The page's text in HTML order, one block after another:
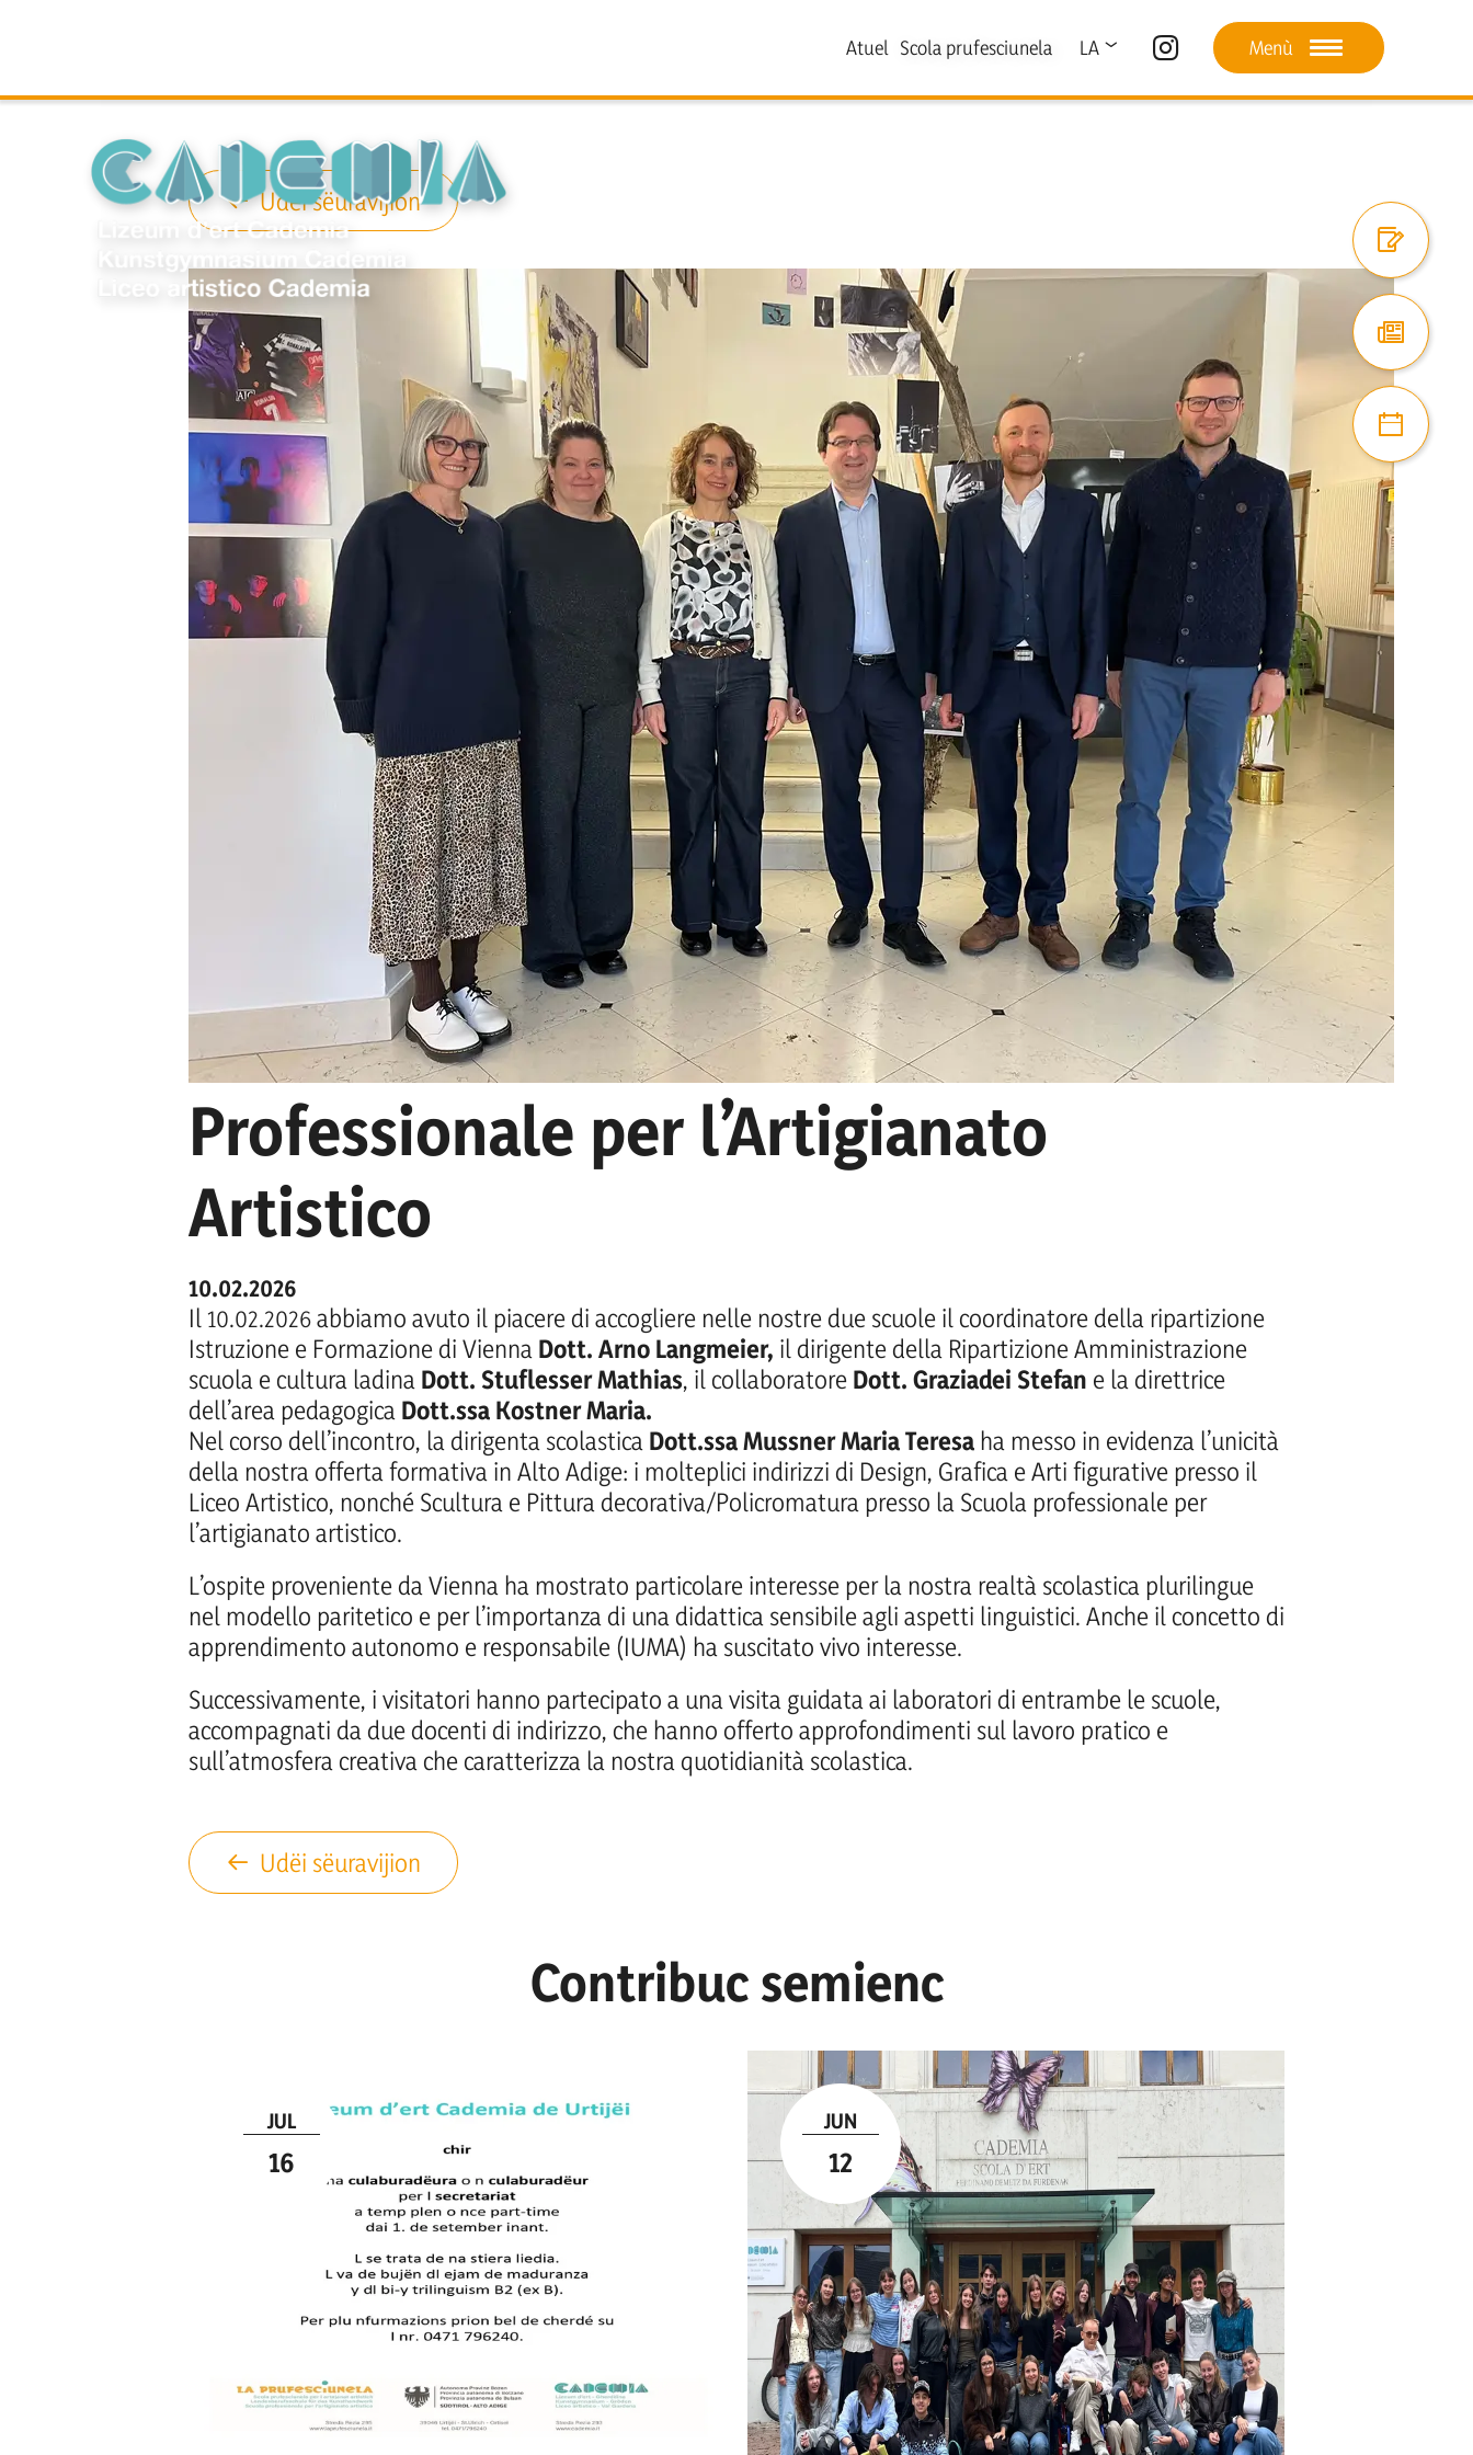
Atuel Scola prufesciunela
LA
IT
Menù
Register
Atuel
Proiec
Udëi sëuravijion
Visita di una delegazione da Vienna al
Liceo Artistico e alla Scuola
Professionale per l’Artigianato
Artistico
10.02.2026
Il 10.02.2026 abbiamo avuto il piacere di accogliere nelle nostre due scuole il coordinatore della ripartizione
Istruzione e Formazione di Vienna Dott. Arno Langmeier, il dirigente della Ripartizione Amministrazione
scuola e cultura ladina Dott. Stuflesser Mathias, il collaboratore Dott. Graziadei Stefan e la direttrice
dell’area pedagogica Dott.ssa Kostner Maria.
Nel corso dell’incontro, la dirigenta scolastica Dott.ssa Mussner Maria Teresa ha messo in evidenza l’unicità
della nostra offerta formativa in Alto Adige: i molteplici indirizzi di Design, Grafica e Arti figurative presso il
Liceo Artistico, nonché Scultura e Pittura decorativa/Policromatura presso la Scuola professionale per
l’artigianato artistico.
L’ospite proveniente da Vienna ha mostrato particolare interesse per la nostra realtà scolastica plurilingue
nel modello paritetico e per l’importanza di una didattica sensibile agli aspetti linguistici. Anche il concetto di
apprendimento autonomo e responsabile (IUMA) ha suscitato vivo interesse.
Successivamente, i visitatori hanno partecipato a una visita guidata ai laboratori di entrambe le scuole,
accompagnati da due docenti di indirizzo, che hanno offerto approfondimenti sul lavoro pratico e
sull’atmosfera creativa che caratterizza la nostra quotidianità scolastica.
Udëi sëuravijion
Contribuc semienc
JUL
16
JUN
12